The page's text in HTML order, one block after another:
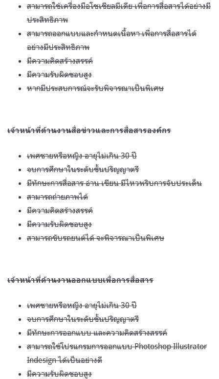
สามารถใช้เครื่องมือโซเชียลมีเดีย เพื่อการสื่อสารได้อย่างมี
ประสิทธิภาพ
สามารถออกแบบและกำหนดเนื้อหา เพื่อการสื่อสารได้
อย่างมีประสิทธิภาพ
มีความคิดสร้างสรรค์
มีความรับผิดชอบสูง
หากมีประสบการณ์จะรับพิจารณาเป็นพิเศษ
เจ้าหน้าที่ด้านงานสื่อข่าวและการสื่อสารองค์กร
เพศชายหรือหญิง อายุไม่เกิน30ปี
จบการศึกษาในระดับชั้นปริญญาตรี
มีทักษะการสื่อสาร อ่าน เขียน มีไหวพริบการจับประเด็น
สามารถถ่ายภาพได้
มีความคิดสร้างสรรค์
มีความรับผิดชอบสูง
สามารถขับรถยนต์ได้ จะพิจารณาเป็นพิเศษ
เจ้าหน้าที่ด้านงานออกแบบเพื่อการสื่อสาร
เพศชายหรือหญิง อายุไม่เกิน30ปี
จบการศึกษาในระดับชั้นปริญญาตรี
มีทักษะการออกแบบ และความคิดสร้างสรรค์
สามารถใช้โปรแกรมการออกแบบPhotoshop Illustrator
Indesignได้เป็นอย่างดี
มีความรับผิดชอบสูง